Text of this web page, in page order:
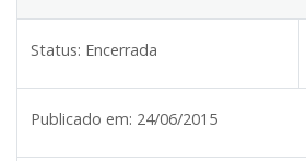
Status: Encerrada
Publicado em: 24/06/2015